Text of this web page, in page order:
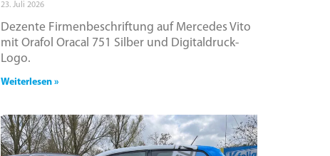
23. Juli 2026
Dezente Firmenbeschriftung auf Mercedes Vito
mit Orafol Oracal 751 Silber und Digitaldruck-
Logo.
Weiterlesen »